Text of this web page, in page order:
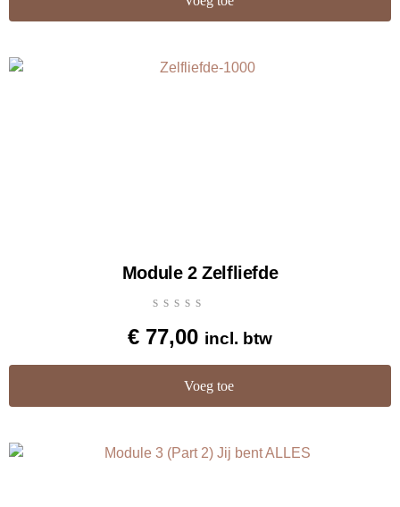
Module 2 Zelfliefde
€ 77,00 incl. btw
Voeg toe